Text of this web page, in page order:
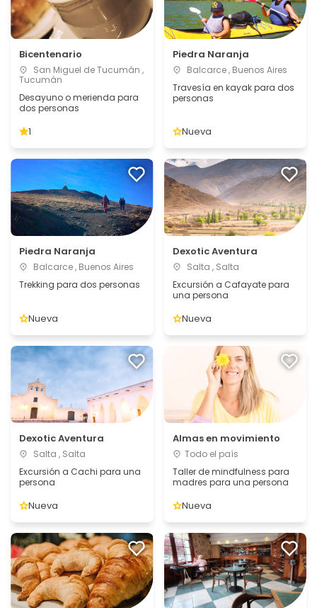
Bicentenario
San Miguel de Tucumán ,
Tucumán
Desayuno o merienda para
dos personas
1
Piedra Naranja
Balcarce , Buenos Aires
Travesía en kayak para dos
personas
Nueva
Piedra Naranja
Balcarce , Buenos Aires
Trekking para dos personas
Nueva
Dexotic Aventura
Salta , Salta
Excursión a Cafayate para
una persona
Nueva
Dexotic Aventura
Salta , Salta
Excursión a Cachi para una
persona
Nueva
Almas en movimiento
Todo el país
Taller de mindfulness para
madres para una persona
Nueva